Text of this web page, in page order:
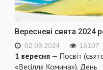
Вересневі свята 2024
02.09.2024 16107
1 вересня — Посвіт
«Весілля Комина»). День